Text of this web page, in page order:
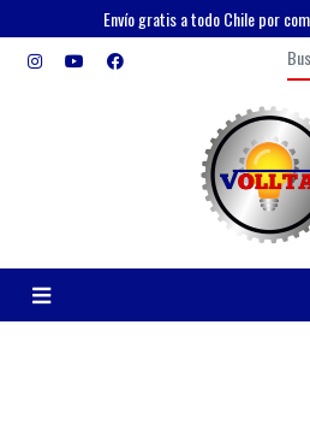
Envío gratis a todo Chile por